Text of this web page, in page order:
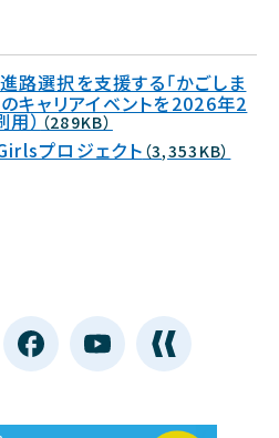
路選択を支援する「かごしま
キャリアイベントを2026年2
用）（289KB）
プロジェクト （3,353KB）